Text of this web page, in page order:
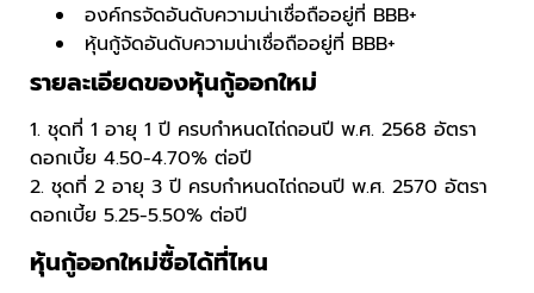
องค์กรจัดอันดับความน่าเชื่อถืออยู่ที่ BBB+
หุ้นกู้จัดอันดับความน่าเชื่อถืออยู่ที่ BBB+
รายละเอียดของหุ้นกู้ออกใหม่
1. ชุดที่ 1 อายุ 1 ปี ครบกำหนดไถ่ถอนปี พ.ศ. 2568 อัตรา
ดอกเบี้ย 4.50-4.70% ต่อปี
2. ชุดที่ 2 อายุ 3 ปี ครบกำหนดไถ่ถอนปี พ.ศ. 2570 อัตรา
ดอกเบี้ย 5.25-5.50% ต่อปี
หุ้นกู้ออกใหม่ซื้อได้ที่ไหน